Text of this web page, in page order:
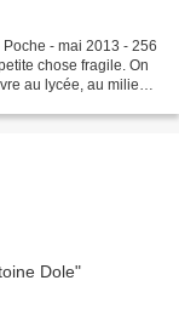
- mai 2013 - 256
chose fragile. On
au lycée, au milieu